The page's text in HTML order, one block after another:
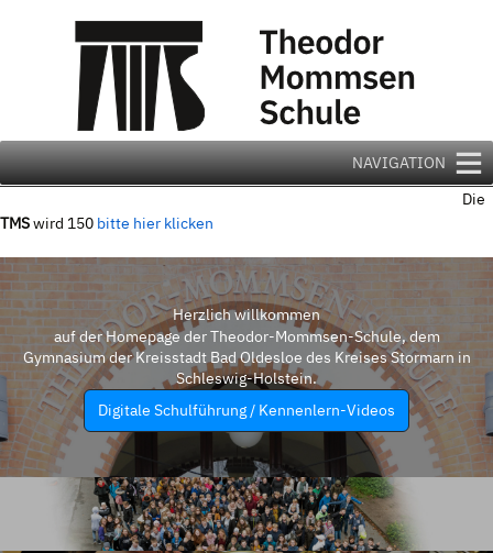
NAVIGATION
Die
TMSwird 150 bitte hier klicken
Herzlich willkommen
auf der Homepage der Theodor-Mommsen-Schule, dem
Gymnasium der Kreisstadt Bad Oldesloe des Kreises Stormarn in
Schleswig-Holstein.
Digitale Schulführung / Kennenlern-Videos